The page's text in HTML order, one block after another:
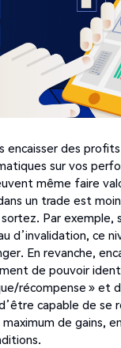
encaisser des
sur vos
même faire
un trade est
Par exemple,
d’invalidation, ce
En revanche,
de pouvoir
récompense » et
capable de se
de gains,